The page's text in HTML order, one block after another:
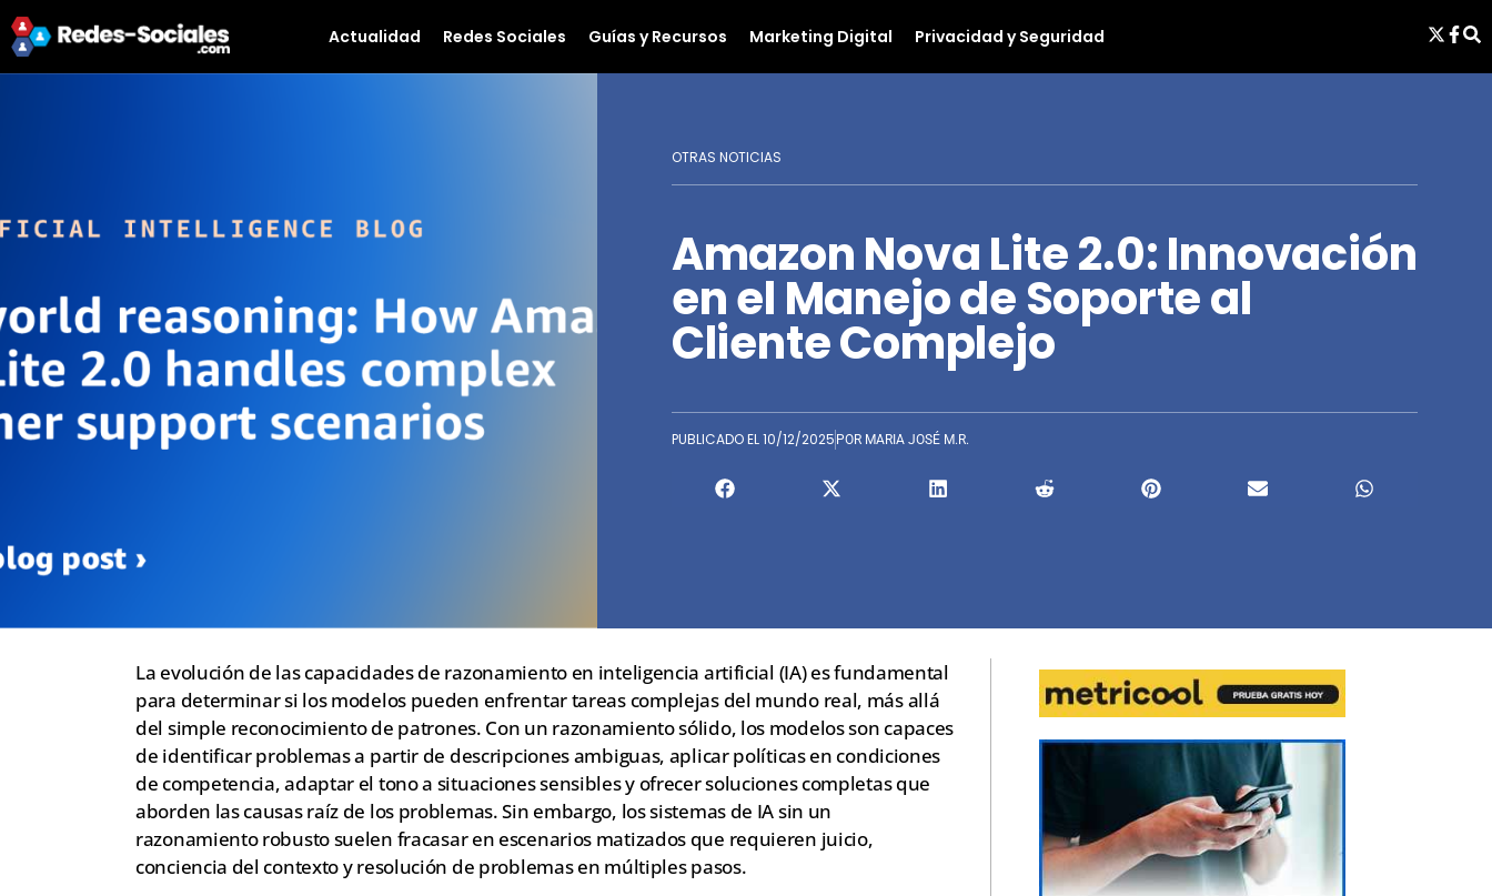
Actualidad Redes Sociales Guías y Recursos Marketing Digital Privacidad y Seguridad
OTRAS NOTICIAS
Amazon Nova Lite 2.0: Innovación
en el Manejo de Soporte al
Cliente Complejo
PUBLICADO EL10/12/2025 POR MARIA JOSÉ M.R.
La evolución de las capacidades de razonamiento en inteligencia artificial (IA) es fundamental
para determinar si los modelos pueden enfrentar tareas complejas del mundo real, más allá
del simple reconocimiento de patrones. Con un razonamiento sólido, los modelos son capaces
de identificar problemas a partir de descripciones ambiguas, aplicar políticas en condiciones
de competencia, adaptar el tono a situaciones sensibles y ofrecer soluciones completas que
aborden las causas raíz de los problemas. Sin embargo, los sistemas de IA sin un
razonamiento robusto suelen fracasar en escenarios matizados que requieren juicio,
conciencia del contexto y resolución de problemas en múltiples pasos.